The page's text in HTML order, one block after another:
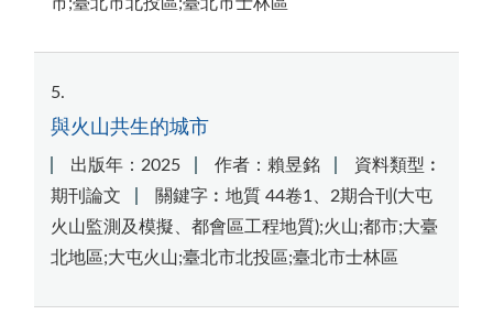
5
與火山共生的城市
出版年：2025 作者：賴昱銘
資料類型︰
期刊論文
關鍵字︰地質 44卷1、2期合刊(大屯
火山監測及模擬、都會區工程地質);火山;都市;大臺
北地區;大屯火山;臺北市北投區;臺北市士林區